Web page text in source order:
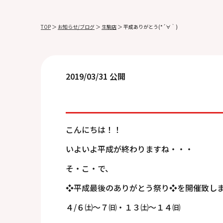
TOP ＞ お知らせ/ブログ ＞ 生駒店 ＞ 平成ありがとう(*´∀｀)
2019/03/31 公開
こんにちは！！
いよいよ平成が終わりますね・・・
そ・こ・で、
❖平成最後のありがとう祭り❖を開催致し
４/６㈯～７㈰・１３㈯～１４㈰